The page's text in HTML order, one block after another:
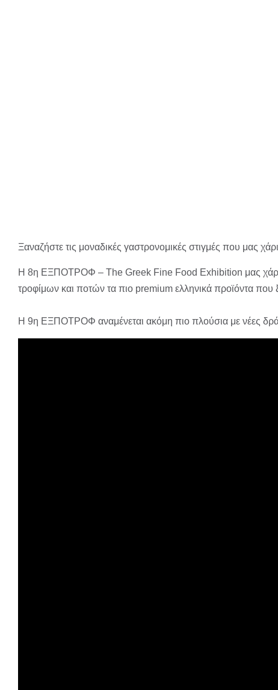
Ξαναζήστε τις μοναδικές γαστρονομικές στιγμές που
H 8η ΕΞΠΟΤΡΟΦ – The Greek Fine Food Exhibition​ μας
τροφίμων και ποτών τα πιο premium ελληνικά προϊόντα που
Η 9η ΕΞΠΟΤΡΟΦ αναμένεται ακόμη πιο πλούσια με νέες